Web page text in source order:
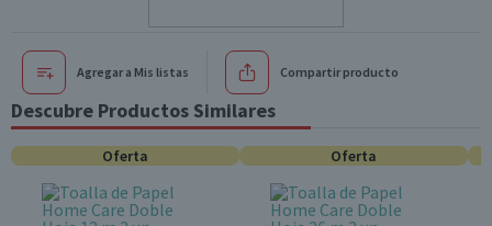
Agregar a Mis listas Compartir producto
Descubre Productos Similares
Oferta Oferta